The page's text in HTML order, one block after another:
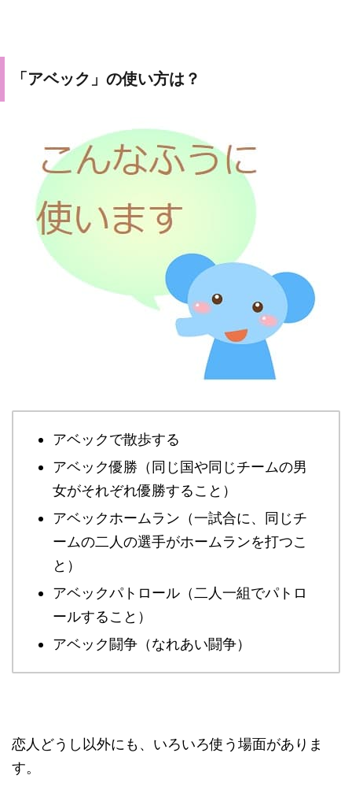
「アベック」の使い方は？
アベックで散歩する
アベック優勝（同じ国や同じチームの男
女がそれぞれ優勝すること）
アベックホームラン（一試合に、同じチ
ームの二人の選手がホームランを打つこ
と）
アベックパトロール（二人一組でパトロ
ールすること）
アベック闘争（なれあい闘争）
恋人どうし以外にも、いろいろ使う場面がありま
す。